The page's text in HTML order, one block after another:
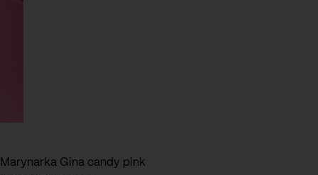
Marynarka Gina candy pink